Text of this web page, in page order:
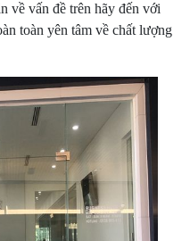
về vấn đề trên hãy đến với
toàn yên tâm về chất lượng